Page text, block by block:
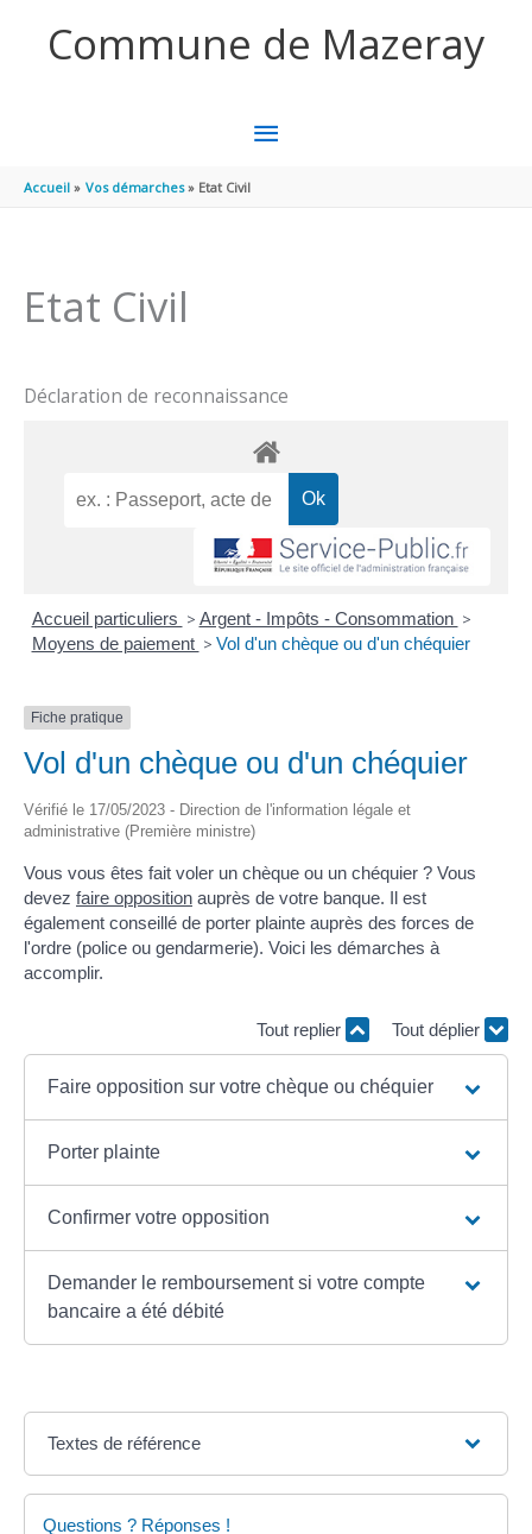
Commune de Mazeray
MENU
PRINCIPAL
Accueil Vos démarches Etat Civil
Etat Civil
Déclaration de reconnaissance
Accueil particuliers > Argent - Impôts - Consommation >
Moyens de paiement > Vol d'un chèque ou d'un chéquier
Fiche pratique
Vol d'un chèque ou d'un chéquier
Vérifié le 17/05/2023 - Direction de l'information légale et
administrative (Première ministre)
Vous vous êtes fait voler un chèque ou un chéquier ? Vous
devez faire opposition auprès de votre banque. Il est
également conseillé de porter plainte auprès des forces de
l'ordre (police ou gendarmerie). Voici les démarches à
accomplir.
Tout replier Tout déplier
Faire opposition sur votre chèque ou chéquier
Porter plainte
Confirmer votre opposition
Demander le remboursement si votre compte
bancaire a été débité
Textes de référence
Questions ? Réponses !